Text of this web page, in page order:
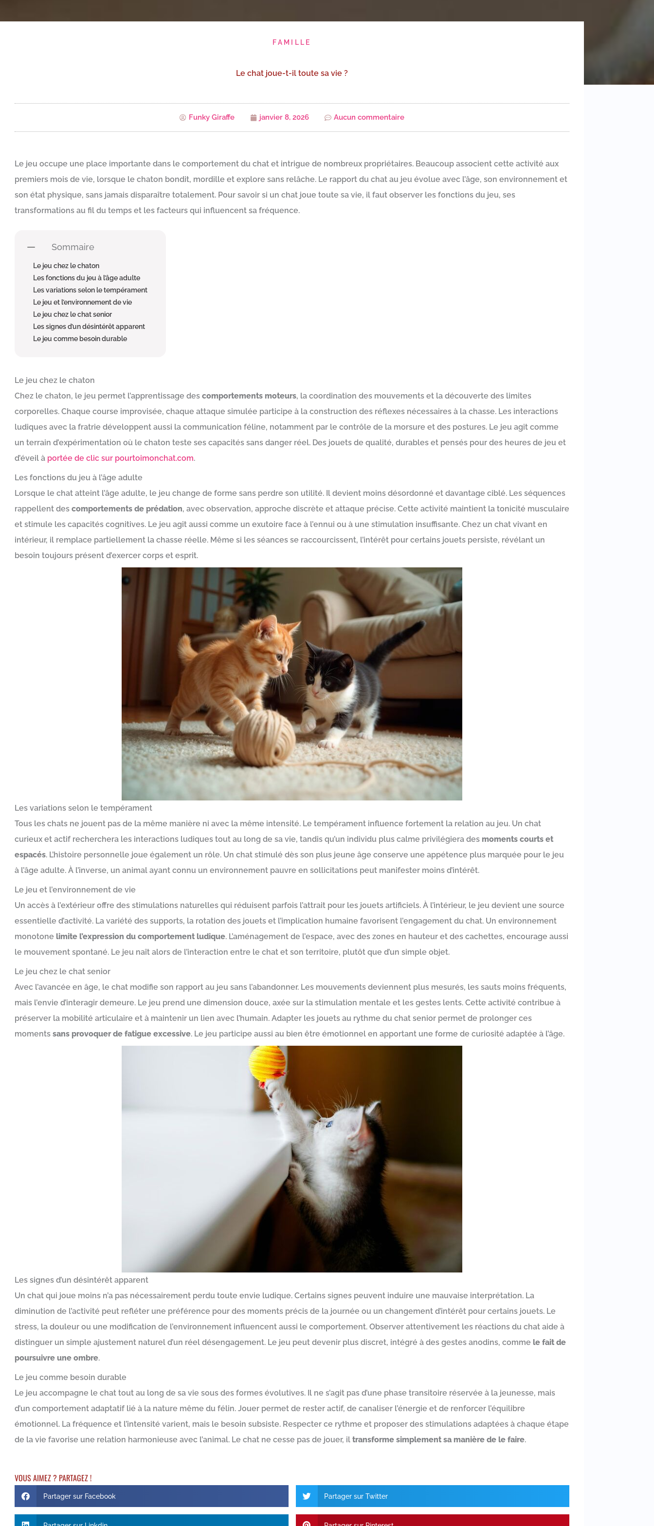
FAMILLE
Le chat joue-t-il toute sa vie ?
Funky Giraffe janvier 8, 2026 Aucun commentaire
Le jeu occupe une place importante dans le comportement du chat et intrigue de nombreux propriétaires. Beaucoup associent cette activité aux
premiers mois de vie, lorsque le chaton bondit, mordille et explore sans relâche. Le rapport du chat au jeu évolue avec l’âge, son environnement et
son état physique, sans jamais disparaître totalement. Pour savoir si un chat joue toute sa vie, il faut observer les fonctions du jeu, ses
transformations au fil du temps et les facteurs qui influencent sa fréquence.
Sommaire
Le jeu chez le chaton
Les fonctions du jeu à l’âge adulte
Les variations selon le tempérament
Le jeu et l’environnement de vie
Le jeu chez le chat senior
Les signes d’un désintérêt apparent
Le jeu comme besoin durable
Le jeu chez le chaton
Chez le chaton, le jeu permet l’apprentissage des comportements moteurs, la coordination des mouvements et la découverte des limites
corporelles. Chaque course improvisée, chaque attaque simulée participe à la construction des réflexes nécessaires à la chasse. Les interactions
ludiques avec la fratrie développent aussi la communication féline, notamment par le contrôle de la morsure et des postures. Le jeu agit comme
un terrain d’expérimentation où le chaton teste ses capacités sans danger réel. Des jouets de qualité, durables et pensés pour des heures de jeu et
d’éveil à portée de clic sur pourtoimonchat.com.
Les fonctions du jeu à l’âge adulte
Lorsque le chat atteint l’âge adulte, le jeu change de forme sans perdre son utilité. Il devient moins désordonné et davantage ciblé. Les séquences
rappellent des comportements de prédation, avec observation, approche discrète et attaque précise. Cette activité maintient la tonicité musculaire
et stimule les capacités cognitives. Le jeu agit aussi comme un exutoire face à l’ennui ou à une stimulation insuffisante. Chez un chat vivant en
intérieur, il remplace partiellement la chasse réelle. Même si les séances se raccourcissent, l’intérêt pour certains jouets persiste, révélant un
besoin toujours présent d’exercer corps et esprit.
Les variations selon le tempérament
Tous les chats ne jouent pas de la même manière ni avec la même intensité. Le tempérament influence fortement la relation au jeu. Un chat
curieux et actif recherchera les interactions ludiques tout au long de sa vie, tandis qu’un individu plus calme privilégiera des moments courts et
espacés. L’histoire personnelle joue également un rôle. Un chat stimulé dès son plus jeune âge conserve une appétence plus marquée pour le jeu
à l’âge adulte. À l’inverse, un animal ayant connu un environnement pauvre en sollicitations peut manifester moins d’intérêt.
Le jeu et l’environnement de vie
Un accès à l’extérieur offre des stimulations naturelles qui réduisent parfois l’attrait pour les jouets artificiels. À l’intérieur, le jeu devient une source
essentielle d’activité. La variété des supports, la rotation des jouets et l’implication humaine favorisent l’engagement du chat. Un environnement
monotone limite l’expression du comportement ludique. L’aménagement de l’espace, avec des zones en hauteur et des cachettes, encourage aussi
le mouvement spontané. Le jeu naît alors de l’interaction entre le chat et son territoire, plutôt que d’un simple objet.
Le jeu chez le chat senior
Avec l’avancée en âge, le chat modifie son rapport au jeu sans l’abandonner. Les mouvements deviennent plus mesurés, les sauts moins fréquents,
mais l’envie d’interagir demeure. Le jeu prend une dimension douce, axée sur la stimulation mentale et les gestes lents. Cette activité contribue à
préserver la mobilité articulaire et à maintenir un lien avec l’humain. Adapter les jouets au rythme du chat senior permet de prolonger ces
moments sans provoquer de fatigue excessive. Le jeu participe aussi au bien être émotionnel en apportant une forme de curiosité adaptée à l’âge.
Les signes d’un désintérêt apparent
Un chat qui joue moins n’a pas nécessairement perdu toute envie ludique. Certains signes peuvent induire une mauvaise interprétation. La
diminution de l’activité peut refléter une préférence pour des moments précis de la journée ou un changement d’intérêt pour certains jouets. Le
stress, la douleur ou une modification de l’environnement influencent aussi le comportement. Observer attentivement les réactions du chat aide à
distinguer un simple ajustement naturel d’un réel désengagement. Le jeu peut devenir plus discret, intégré à des gestes anodins, comme le fait de
poursuivre une ombre.
Le jeu comme besoin durable
Le jeu accompagne le chat tout au long de sa vie sous des formes évolutives. Il ne s’agit pas d’une phase transitoire réservée à la jeunesse, mais
d’un comportement adaptatif lié à la nature même du félin. Jouer permet de rester actif, de canaliser l’énergie et de renforcer l’équilibre
émotionnel. La fréquence et l’intensité varient, mais le besoin subsiste. Respecter ce rythme et proposer des stimulations adaptées à chaque étape
de la vie favorise une relation harmonieuse avec l’animal. Le chat ne cesse pas de jouer, il transforme simplement sa manière de le faire.
VOUS AIMEZ ? PARTAGEZ !
Partager sur Facebook Partager sur Twitter